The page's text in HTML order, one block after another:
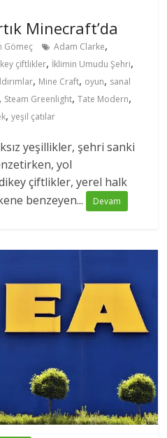
Minecraft’da
Gömeç Adam Clarke,
çiftlikler, İklimin Umudu Şehri,
, Mine Craft, oyun, sanal
, Steam Greenlight,Tate Modern,
,yeşil çatılar
yeşillikler, şehri sanki
yol
çiftlikler, yerel halk
benzeyen...
Devam